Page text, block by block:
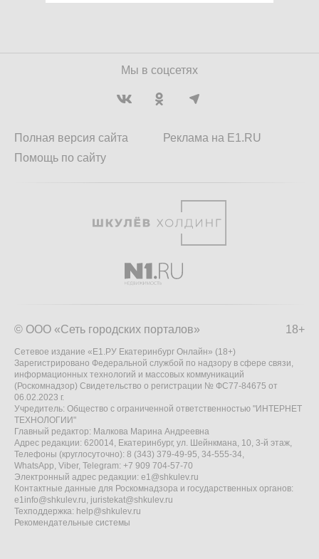
Мы в соцсетях
Полная версия сайта
Помощь по сайту
Реклама на E1.RU
18+
© ООО «Сеть городских порталов»
Сетевое издание «Е1.РУ Екатеринбург Онлайн» (18+)
Зарегистрировано Федеральной службой по надзору в сфере связи,
информационных технологий и массовых коммуникаций
(Роскомнадзор) Свидетельство о регистрации № ФС77-84675 от
06.02.2023 г.
Учредитель: Общество с ограниченной ответственностью "ИНТЕРНЕТ
ТЕХНОЛОГИИ"
Главный редактор: Малкова Марина Андреевна
Адрес редакции: 620014, Екатеринбург, ул. Шейнкмана, 10, 3-й этаж,
Телефоны (круглосуточно): 8 (343) 379-49-95, 34-555-34,
WhatsApp, Viber, Telegram: +7 909 704-57-70
Электронный адрес редакции: e1@shkulev.ru
Контактные данные для Роскомнадзора и государственных органов:
e1info@shkulev.ru, juristekat@shkulev.ru
Техподдержка: help@shkulev.ru
Рекомендательные системы